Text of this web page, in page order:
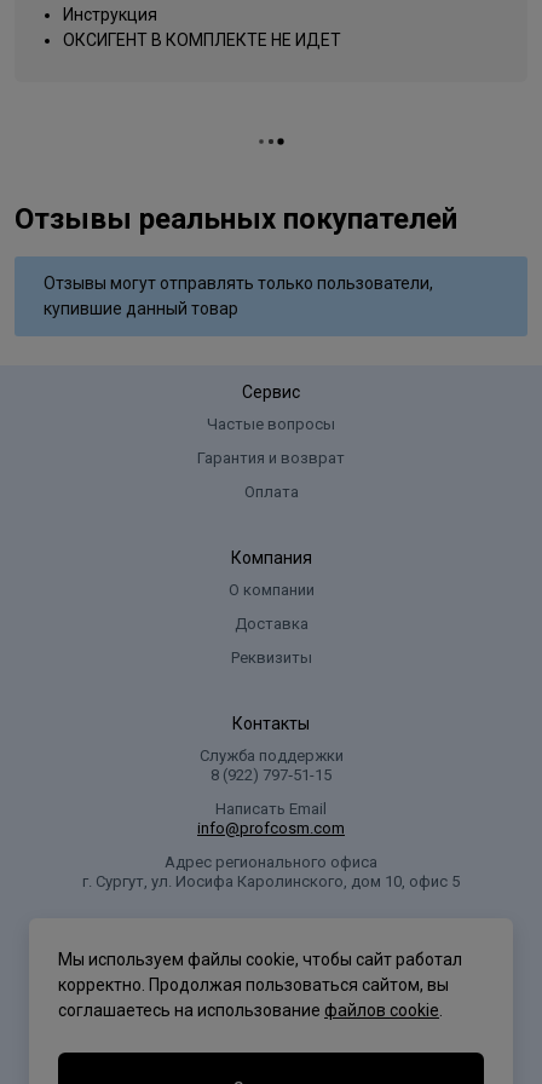
Salicylate, Moringa Pterygosperma Seed Extract, Citric Acid,
Titanium Dioxide
Название цвета
Инструкция
ОКСИГЕНТ В КОМПЛЕКТЕ НЕ ИДЕТ
Отзывы реальных покупателей
Отзывы могут отправлять только пользователи,
купившие данный товар
Сервис
Частые вопросы
Гарантия и возврат
Оплата
Компания
О компании
Доставка
Реквизиты
Контакты
Служба поддержки
8 (922) 797‑51-15
Написать Email
info@profcosm.com
Адрес регионального офиса
г. Сургут, ул. Иосифа Каролинского, дом 10, офис 5
Мы используем файлы cookie, чтобы сайт работал
корректно. Продолжая пользоваться сайтом, вы
соглашаетесь на использование файлов cookie